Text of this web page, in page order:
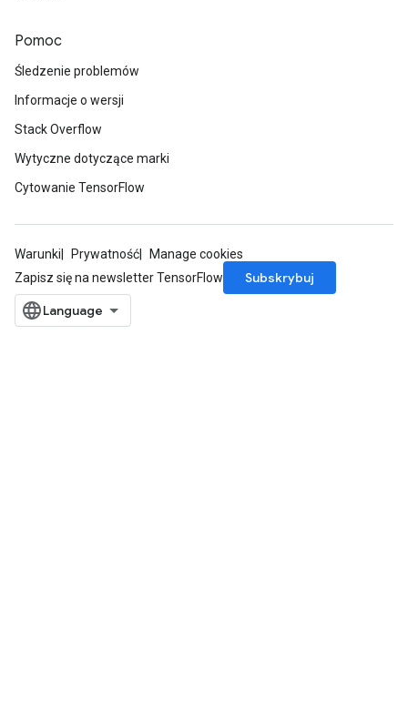
Pomoc
Śledzenie problemów
Informacje o wersji
Stack Overflow
Wytyczne dotyczące marki
Cytowanie TensorFlow
Warunki Prywatność
Manage cookies
Zapisz się na newsletter TensorFlow
Subskrybuj